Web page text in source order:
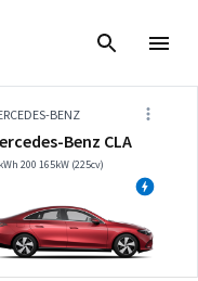
BENZ
Benz CLA
200 165kW (225cv)